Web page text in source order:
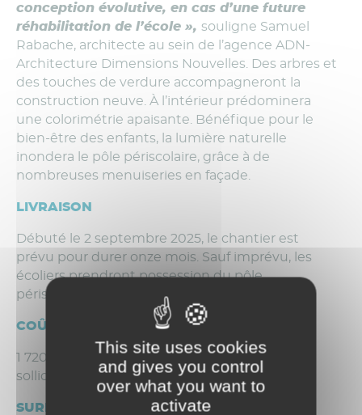
conception évolutive, en cas d’une future
réhabilitation de l’école », souligne Samuel
Rabache, architecte au sein de l’agence ADN-
Architecture Dimensions Nouvelles. Des arbres et
des touches de verdure accompagneront la
construction neuve. À l’intérieur prédominera
une colorimétrie apaisante. Bénéfique pour le
bien-être des enfants, la lumière naturelle
inondera le pôle périscolaire, grâce à de
nombreuses menuiseries en façade.
LIVRAISON
Débuté le 2 septembre 2025, le chantier est
prévu pour durer onze mois. Sauf imprévu, les
écoliers prendront possession du pôle
périscolaire à la rentrée 2026.
COÛT
1 720 000 € dont 360 000 € de subventions
sollicitées
SURFACES UTILES
This site uses cookies
and gives you control
over what you want to
activate